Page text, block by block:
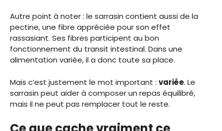
Autre point à noter : le sarrasin contient aussi de la
pectine, une fibre appréciée pour son effet
rassasiant. Ses fibres participent au bon
fonctionnement du transit intestinal. Dans une
alimentation variée, il a donc toute sa place.
Mais c’est justement le mot important : variée. Le
sarrasin peut aider à composer un repas équilibré,
mais il ne peut pas remplacer tout le reste.